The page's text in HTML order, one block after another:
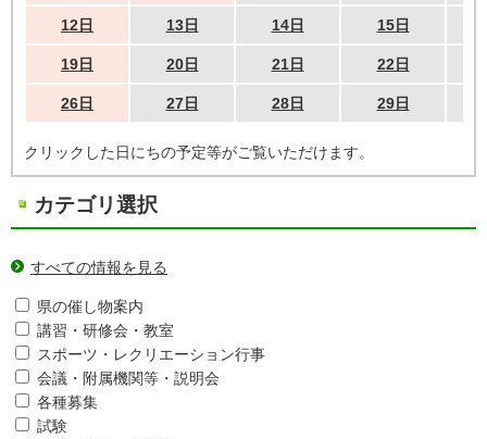
12日 13日 14日 15日
19日 20日 21日 22日
26日 27日 28日 29日
クリックした日にちの予定等がご覧いただけます。
カテゴリ選択
すべての情報を見る
県の催し物案内
講習・研修会・教室
スポーツ・レクリエーション行事
会議・附属機関等・説明会
各種募集
試験